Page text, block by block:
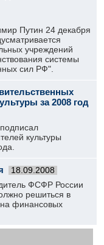
Путин 24 декабря
учреждений
системы
сил РФ".
за 2008 год
культуры
18.09.2008
ФСФР России
решиться в
финансовых